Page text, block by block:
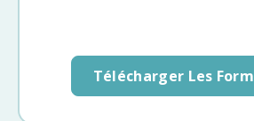
Télécharger Les